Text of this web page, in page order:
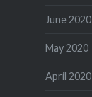
June 2020
May 2020
April 2020